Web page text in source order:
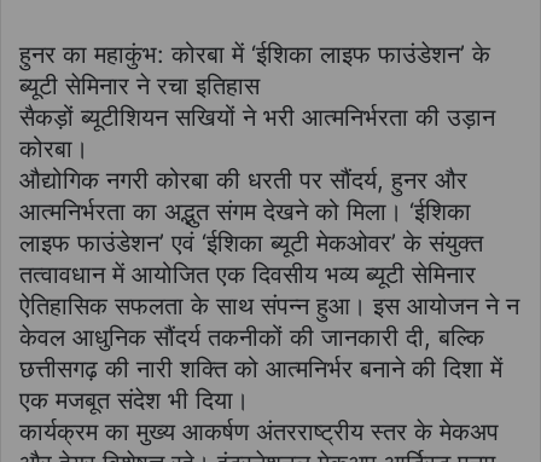
हुनर का महाकुंभ: कोरबा में ‘ईशिका लाइफ फाउंडेशन’ के
ब्यूटी सेमिनार ने रचा इतिहास
सैकड़ों ब्यूटीशियन सखियों ने भरी आत्मनिर्भरता की उड़ान
कोरबा।
औद्योगिक नगरी कोरबा की धरती पर सौंदर्य, हुनर और
आत्मनिर्भरता का अद्भुत संगम देखने को मिला। ‘ईशिका
लाइफ फाउंडेशन’ एवं ‘ईशिका ब्यूटी मेकओवर’ के संयुक्त
तत्वावधान में आयोजित एक दिवसीय भव्य ब्यूटी सेमिनार
ऐतिहासिक सफलता के साथ संपन्न हुआ। इस आयोजन ने न
केवल आधुनिक सौंदर्य तकनीकों की जानकारी दी, बल्कि
छत्तीसगढ़ की नारी शक्ति को आत्मनिर्भर बनाने की दिशा में
एक मजबूत संदेश भी दिया।
कार्यक्रम का मुख्य आकर्षण अंतरराष्ट्रीय स्तर के मेकअप